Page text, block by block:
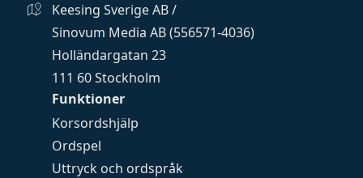
Funktioner
Korsordshjälp
Ordspel
Uttryck och ordspråk
Keesing Sverige AB /
Sinovum Media AB (556571-4036)
Holländargatan 23
111 60 Stockholm